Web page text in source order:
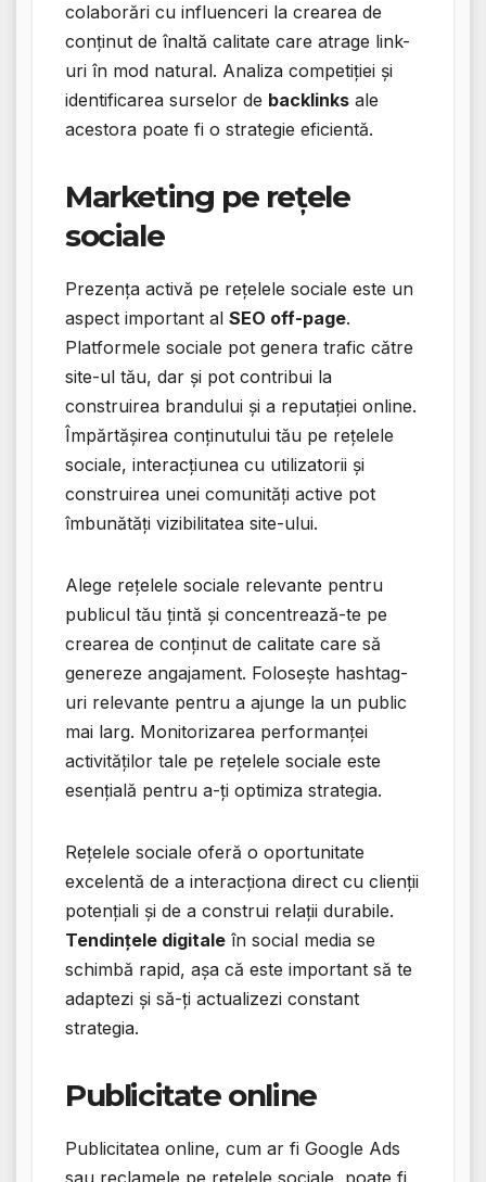
colaborări cu influenceri la crearea de
conținut de înaltă calitate care atrage link-
uri în mod natural. Analiza competiției și
identificarea surselor de backlinks ale
acestora poate fi o strategie eficientă.
Marketing pe rețele
sociale
Prezența activă pe rețelele sociale este un
aspect important al SEO off-page.
Platformele sociale pot genera trafic către
site-ul tău, dar și pot contribui la
construirea brandului și a reputației online.
Împărtășirea conținutului tău pe rețelele
sociale, interacțiunea cu utilizatorii și
construirea unei comunități active pot
îmbunătăți vizibilitatea site-ului.
Alege rețelele sociale relevante pentru
publicul tău țintă și concentrează-te pe
crearea de conținut de calitate care să
genereze angajament. Folosește hashtag-
uri relevante pentru a ajunge la un public
mai larg. Monitorizarea performanței
activităților tale pe rețelele sociale este
esențială pentru a-ți optimiza strategia.
Rețelele sociale oferă o oportunitate
excelentă de a interacționa direct cu clienții
potențiali și de a construi relații durabile.
Tendințele digitale în social media se
schimbă rapid, așa că este important să te
adaptezi și să-ți actualizezi constant
strategia.
Publicitate online
Publicitatea online, cum ar fi Google Ads